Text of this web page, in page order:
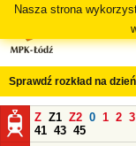
Nasza strona
Sprawdź rozkład na
Z Z1 Z2 0 1 2 3
41 43 45